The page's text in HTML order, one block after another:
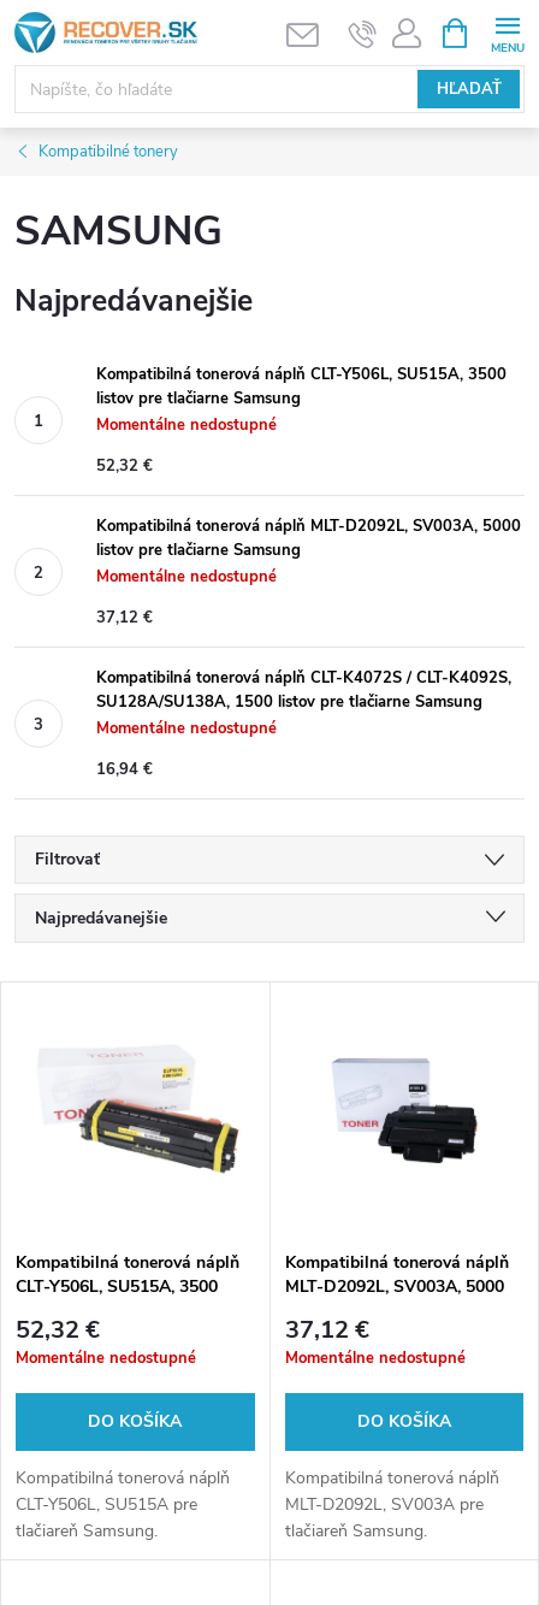
Prejsť
na
obsah
HĽADAŤ
KOŠÍK
Kompatibilné tonery
SAMSUNG
Najpredávanejšie
Kompatibilná tonerová náplň CLT-Y506L, SU515A, 3500
listov pre tlačiarne Samsung
Momentálne nedostupné
52,32 €
Kompatibilná tonerová náplň MLT-D2092L, SV003A, 5000
listov pre tlačiarne Samsung
Momentálne nedostupné
37,12 €
Kompatibilná tonerová náplň CLT-K4072S / CLT-K4092S,
SU128A/SU138A, 1500 listov pre tlačiarne Samsung
Momentálne nedostupné
16,94 €
Filtrovať
R
a
e
p
r
o
d
Najpredávanejšie
Abecedne
s
p
r
d
u
Kompatibilná tonerová náplň
CLT-Y506L, SU515A, 3500
52,32 €
Momentálne nedostupné
DO KOŠÍKA
Kompatibilná tonerová náplň
CLT-Y506L, SU515A pre
tlačiareň Samsung.
Kompatibilná tonerová náplň
MLT-D2092L, SV003A, 5000
37,12 €
Momentálne nedostupné
DO KOŠÍKA
Kompatibilná tonerová náplň
MLT-D2092L, SV003A pre
tlačiareň Samsung.